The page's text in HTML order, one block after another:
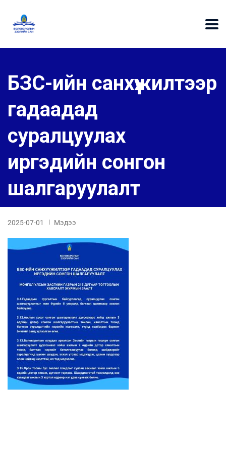
БЗС-ийн санхүүжилтээр
гадаадад
суралцуулах
иргэдийн сонгон
шалгаруулалт
2025-07-01 Мэдээ